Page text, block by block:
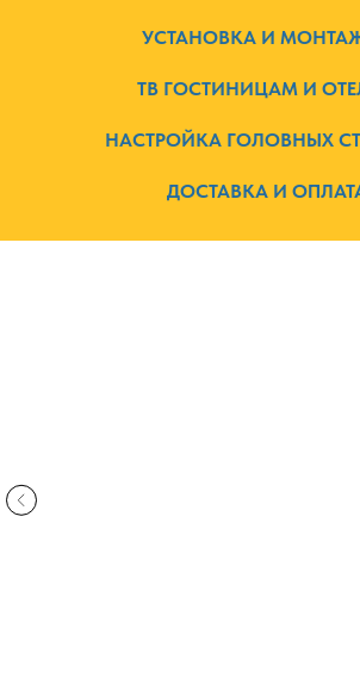
УСТАНОВКА И
ТВ ГОСТИНИЦАМ И
НАСТРОЙКА ГОЛОВНЫХ
ДОСТАВКА И